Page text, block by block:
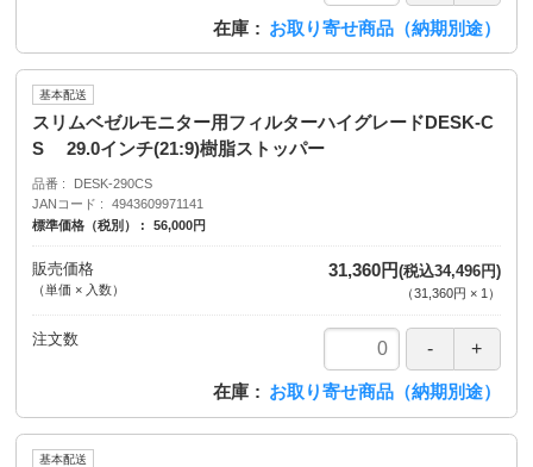
在庫 お取り寄せ商品（納期別途）
基本配送
スリムベゼルモニター用フィルターハイグレードDESK-C
S 29.0インチ(21:9)樹脂ストッパー
品番
DESK-290CS
JANコード
4943609971141
標準価格（税別）
56,000円
販売価格
（単価 × 入数）
31,360円(税込34,496円)
（31,360円 × 1 ）
注文数
在庫 お取り寄せ商品（納期別途）
基本配送